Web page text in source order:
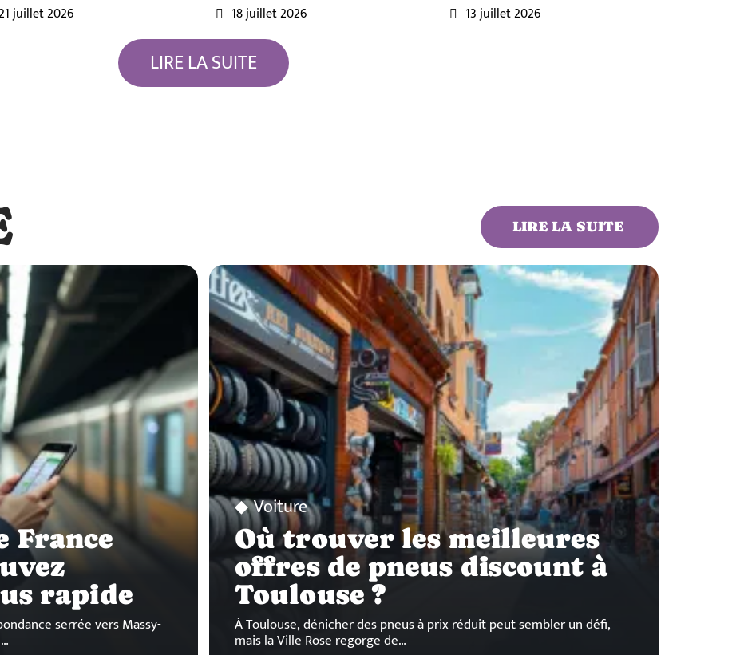
juillet 2026 18 juillet 2026 13 juillet 2026
LIRE LA SUITE
LIRE LA SUITE
France
rapide
serrée vers Massy-
…
Voiture
Où trouver les meilleures
offres de pneus discount à
Toulouse ?
À Toulouse, dénicher des pneus à prix réduit peut sembler un défi,
mais la Ville Rose regorge de…